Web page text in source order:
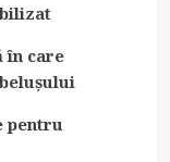
în care
pentru